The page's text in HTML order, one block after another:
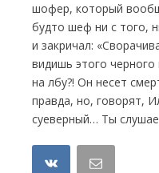
шофер, кото­рый
будто шеф ни с того,
и закричал:
видишь этого черного
на лбу?! Он несет
правда, но, говорят,
суеверный… Ты